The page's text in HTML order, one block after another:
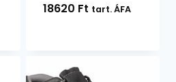
18620 Ft tart. ÁFA